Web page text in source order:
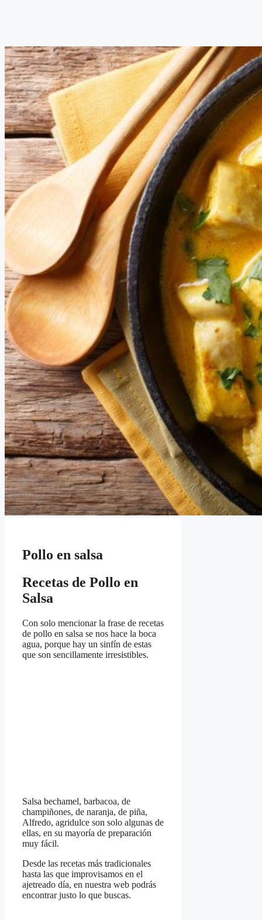
Pollo en salsa
Recetas de Pollo en
Salsa
Con solo mencionar la frase de recetas
de pollo en salsa se nos hace la boca
agua, porque hay un sinfín de estas
que son sencillamente irresistibles.
Salsa bechamel, barbacoa, de
champiñones, de naranja, de piña,
Alfredo, agridulce son solo algunas de
ellas, en su mayoría de preparación
muy fácil.
Desde las recetas más tradicionales
hasta las que improvisamos en el
ajetreado día, en nuestra web podrás
encontrar justo lo que buscas.